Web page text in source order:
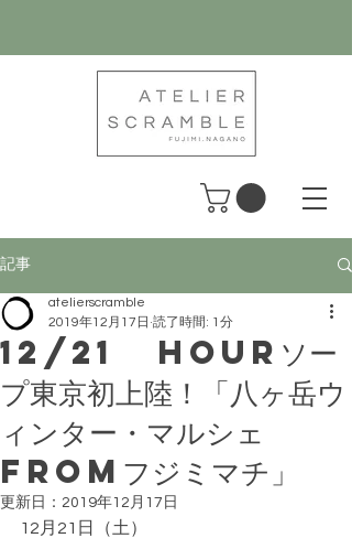
記事
12/21 HOURソー
プ東京初上陸！「八ヶ岳ウ
ィンター・マルシェ
fromフジミマチ」
atelierscramble
2019年12月17日 読了時間: 1分
更新日： 2019年12月17日
12月21日（土）